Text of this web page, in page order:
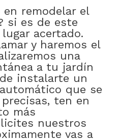
en remodelar el
si es de este
acertado.
y haremos el
una
a tu jardín
instalarte un
que se
ten en
más
nuestros
vas a